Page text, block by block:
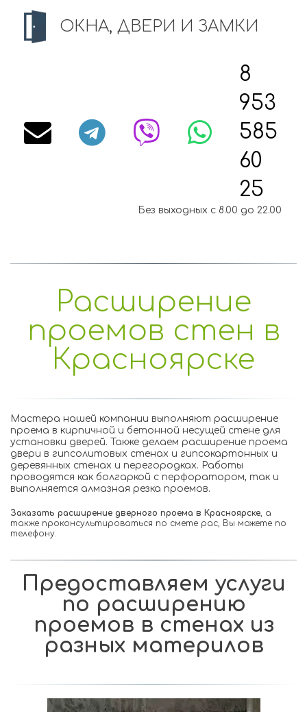
ОКНА, ДВЕРИ И ЗАМКИ
8
953
585
60
25
Без выходных с 8.00 до 22.00
Расширение
проемов стен в
Красноярске
Мастера нашей компании выполняют расширение
проема в кирпичной и бетонной несущей стене для
установки дверей. Также делаем расширение проема
двери в гипсолитовых стенах и гипсокартонных и
деревянных стенах и перегородках. Работы
проводятся как болгаркой с перфоратором, так и
выполняется алмазная резка проемов.
Заказать расширение дверного проема в Красноярске, а
также проконсультироваться по смете рас, Вы можете по
телефону.
Предоставляем услуги
по расширению
проемов в стенах из
разных материлов